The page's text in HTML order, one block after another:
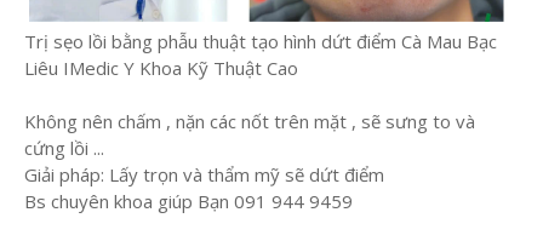
Trị sẹo lồi bằng phẫu thuật tạo hình dứt điểm Cà Mau Bạc
Liêu IMedic Y Khoa Kỹ Thuật Cao
Không nên chấm , nặn các nốt trên mặt , sẽ sưng to và
cứng lồi ...
Giải pháp: Lấy trọn và thẩm mỹ sẽ dứt điểm
Bs chuyên khoa giúp Bạn 091 944 9459